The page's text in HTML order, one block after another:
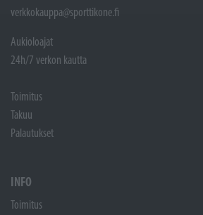
verkkokauppa@sporttikone.fi
Aukioloajat
24h/7 verkon kautta
Toimitus
Takuu
Palautukset
INFO
Toimitus